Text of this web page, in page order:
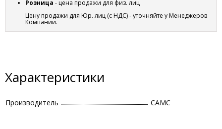
Розница - цена продажи для физ. лиц
Цену продажи для Юр. лиц (с НДС) - уточняйте у Менеджеров
Компании.
Характеристики
Производитель CAMC